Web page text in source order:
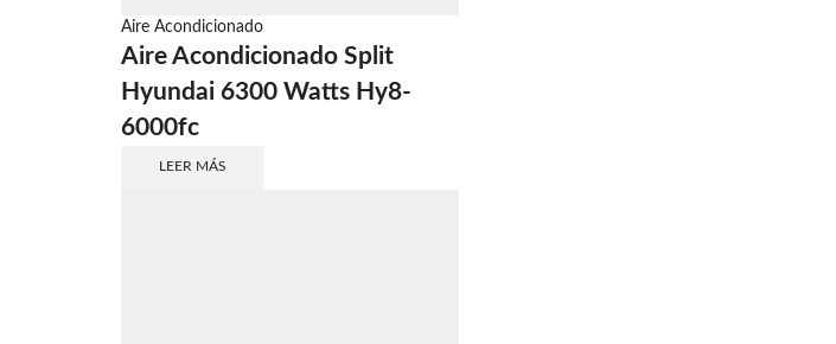
Aire Acondicionado
Aire Acondicionado Split
Hyundai 6300 Watts Hy8-
6000fc
LEER MÁS